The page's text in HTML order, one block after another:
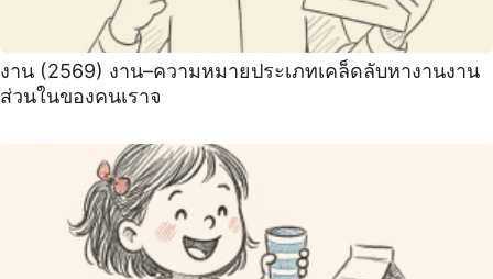
งาน (2569) งาน–ความหมายประเภทเคล็ดลับหางานงาน
ส่วนในของคนเราจ